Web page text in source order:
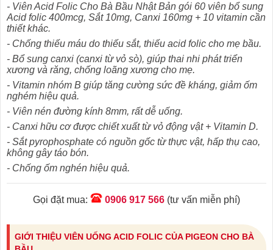
- Viên Acid Folic Cho Bà Bầu Nhật Bản gói 60 viên bổ sung
Acid folic 400mcg, Sắt 10mg, Canxi 160mg + 10 vitamin cần
thiết khác.
- Chống thiếu máu do thiếu sắt, thiếu acid folic cho mẹ bầu.
- Bổ sung canxi (canxi từ vỏ sò), giúp thai nhi phát triển
xương và răng, chống loãng xương cho mẹ.
- Vitamin nhóm B giúp tăng cường sức đề kháng, giảm ốm
nghém hiệu quả.
- Viên nén đường kính 8mm, rất dễ uống.
- Canxi hữu cơ được chiết xuất từ vỏ động vật + Vitamin D.
- Sắt pyrophosphate có nguồn gốc từ thực vật, hấp thụ cao,
không gây táo bón.
- Chống ốm nghén hiệu quả.
Gọi đặt mua: 0906 917 566 (tư vấn miễn phí)
GIỚI THIỆU VIÊN UỐNG ACID FOLIC CỦA PIGEON CHO BÀ